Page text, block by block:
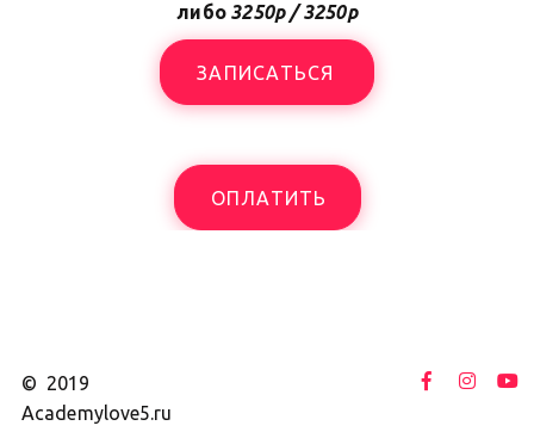
либо 3250р / 3250р
ЗАПИСАТЬСЯ
ОПЛАТИТЬ
©  2019
Academylove5.ru